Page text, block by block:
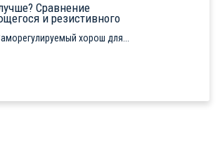
Сравнение
и резистивного
хорош для...